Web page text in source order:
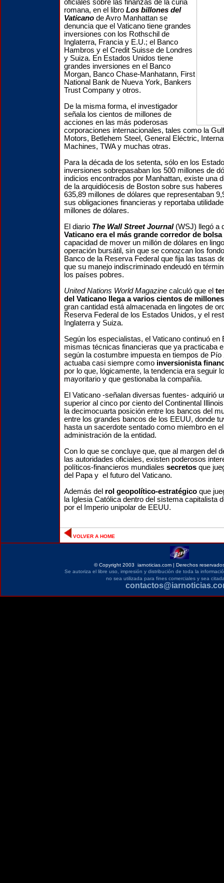
oficiales sobre las finanzas de la curia
romana, en el libro Los billones del
Vaticano de Avro Manhattan se
denuncia que el Vaticano tiene grandes
inversiones con los Rothschil de
Inglaterra, Francia y E.U.; el Banco
Hambros y el Credit Suisse de Londres
y Suiza. En Estados Unidos tiene
grandes inversiones en el Banco
Morgan, Banco Chase-Manhatann, First
National Bank de Nueva York, Bankers
Trust Company y otros.
De la misma forma, el investigador
señala los cientos de millones de
acciones en las más poderosas
corporaciones internacionales, tales como la
Motors, Betlehem Steel, General Eléctric,
Machines, TWA y muchas otras.
Para la década de los setenta, sólo en los
inversiones sobrepasaban los 500 millones de
indicios encontrados por Manhattan, existe una
de la arquidiócesis de Boston sobre sus
635,89 millones de dólares que representaban
sus obligaciones financieras y reportaba
millones de dólares.
El diario The Wall Street Journal (WSJ) llegó a
Vaticano era el más grande corredor de
capacidad de mover un millón de dólares en
operación bursátil, sin que se conozcan los
Banco de la Reserva Federal que fija las tasas
que su manejo indiscriminado endeudó en
los países pobres.
United Nations World Magazine calculó que el
del Vaticano llega a varios cientos de
gran cantidad está almacenada en lingotes de
Reserva Federal de los Estados Unidos, y el
Inglaterra y Suiza.
Según los especialistas, el Vaticano continuó en
mismas técnicas financieras que ya practicaba
según la costumbre impuesta en tiempos de Pío
actuaba casi siempre como inversionista
por lo que, lógicamente, la tendencia era seguir
mayoritario y que gestionaba la compañía.
El Vaticano -señalan diversas fuentes- adquirió
superior al cinco por ciento del Continental
la decimocuarta posición entre los bancos del
entre los grandes bancos de los EEUU, donde
hasta un sacerdote sentado como miembro en
administración de la entidad.
Con lo que se concluye que, que al margen del
las autoridades oficiales, existen poderosos
políticos-financieros mundiales secretos que
del Papa y el futuro del Vaticano.
Además del rol geopolítico-estratégico que
la Iglesia Católica dentro del sistema capitalista
por el Imperio unipolar de EEUU.
VOLVER A HOME
© Copyright 2003 iarnoticias.com | Derechos
Se autoriza el libre uso, impresión y distribución de toda la
no sea utilizada para fines comerciales y sea